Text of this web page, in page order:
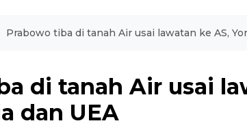
Prabowo tiba di tanah Air usai lawatan ke AS,
di tanah Air usai
dan UEA